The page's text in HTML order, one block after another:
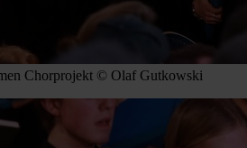
Chorprojekt © Olaf Gutkowski